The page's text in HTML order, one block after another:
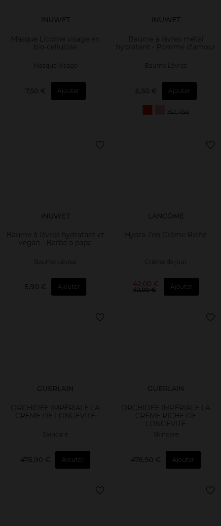
INUWET
Masque Licorne visage en
bio-cellulose
Masque Visage
7,50 € Ajouter
INUWET
Baume à lèvres métal
hydratant - Pomme d'amour
Baume Lèvres
6,50 € Ajouter
Voir plus
INUWET
Baume à lèvres hydratant et
vegan - Barbe a papa
Baume Lèvres
5,90 € Ajouter
LANCÔME
Hydra Zen Crème Riche
Crème de jour
42,00 €
42,00 € Ajouter
GUERLAIN
ORCHIDÉE IMPÉRIALE LA
CRÈME DE LONGÉVITÉ
Skincare
476,90 € Ajouter
GUERLAIN
ORCHIDÉE IMPÉRIALE LA
CRÈME RICHE DE
LONGÉVITÉ
Skincare
476,90 € Ajouter